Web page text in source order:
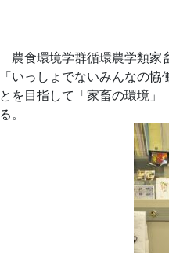
農食環境学群循環農学類家
「いっしょでないみんなの
とを目指して「家畜の環境
る。